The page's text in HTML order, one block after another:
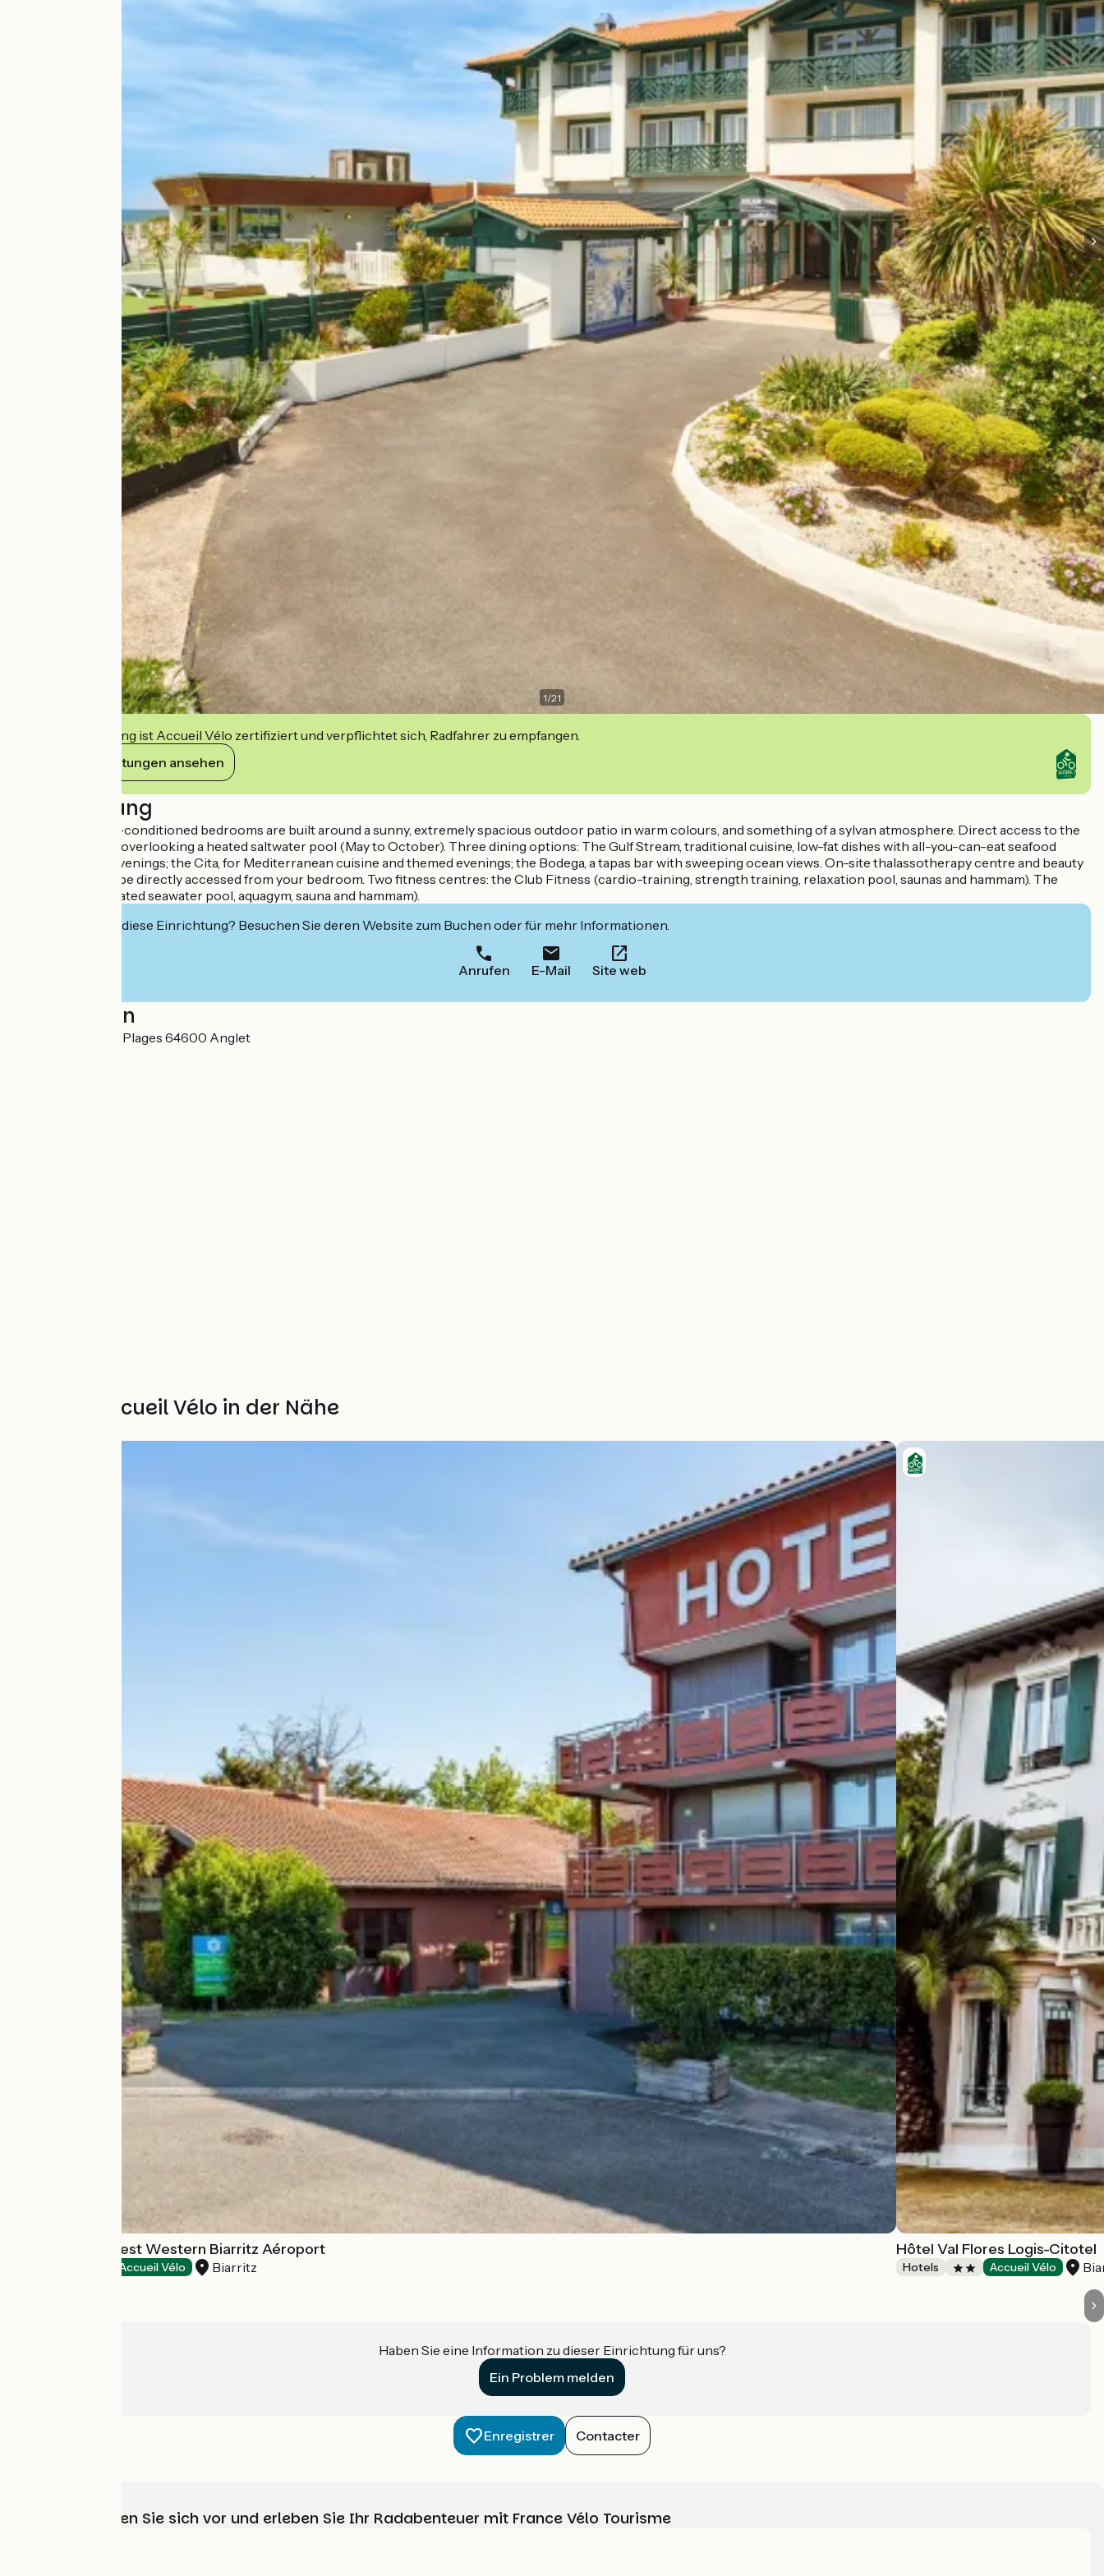
1/21
Diese Einrichtung ist Accueil Vélo zertifiziert und verpflichtet sich, Radfahrer zu empfangen.
Ihre Verpflichtungen ansehen
Beschreibung
The hotel's 99 air-conditioned bedrooms are built around a sunny, extremely spacious outdoor patio in warm colours, and something of a sylvan atmosphere. Direct access to the
beach and a patio overlooking a heated saltwater pool (May to October). Three dining options: The Gulf Stream, traditional cuisine, low-fat dishes with all-you-can-eat seafood
buffet on Friday evenings; the Cita, for Mediterranean cuisine and themed evenings; the Bodega, a tapas bar with sweeping ocean views. On-site thalassotherapy centre and beauty
institute that can be directly accessed from your bedroom. Two fitness centres: the Club Fitness (cardio-training, strength training, relaxation pool, saunas and hammam). The
Lagon (350 m² heated seawater pool, aquagym, sauna and hammam).
Interessiert Sie diese Einrichtung? Besuchen Sie deren Website zum Buchen oder für mehr Informationen.
Anrufen E-Mail Site web
Localisation
153 boulevard des Plages 64600 Anglet
Weitere Accueil Vélo in der Nähe
Sure Hotel by Best Western Biarritz Aéroport
Accueil Vélo Biarritz
Hôtel Val Flores Logis-Citotel
Hotels Accueil Vélo
Haben Sie eine Information zu dieser Einrichtung für uns?
Ein Problem melden
Enregistrer Contacter
Wählen, bereiten Sie sich vor und erleben Sie Ihr Radabenteuer mit France Vélo Tourisme